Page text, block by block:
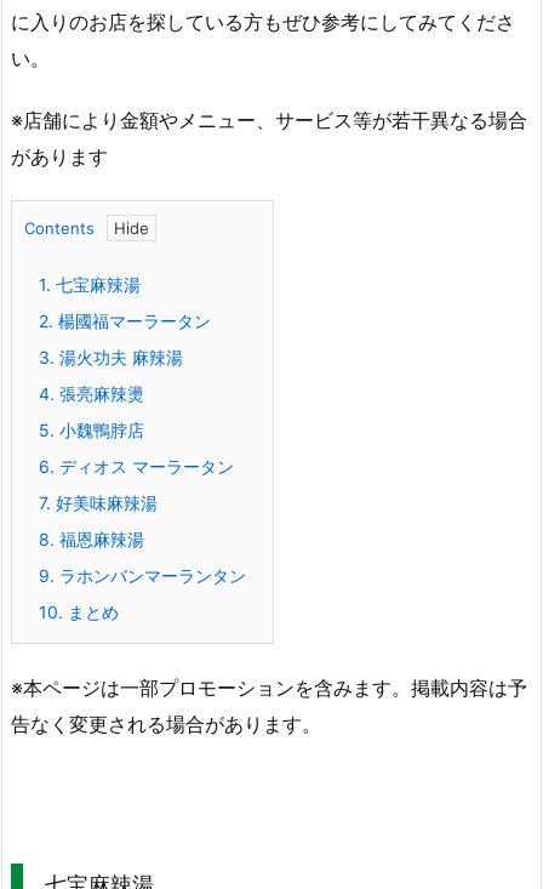
に入りのお店を探している方もぜひ参考にしてみてくださ
い。
※店舗により金額やメニュー、サービス等が若干異なる場合
があります
Contents
1. 七宝麻辣湯
2. 楊國福マーラータン
3. 湯火功夫 麻辣湯
4. 張亮麻辣燙
5. 小魏鴨脖店
6. ディオス マーラータン
7. 好美味麻辣湯
8. 福恩麻辣湯
9. ラホンバンマーランタン
10. まとめ
※本ページは一部プロモーションを含みます。掲載内容は予
告なく変更される場合があります。